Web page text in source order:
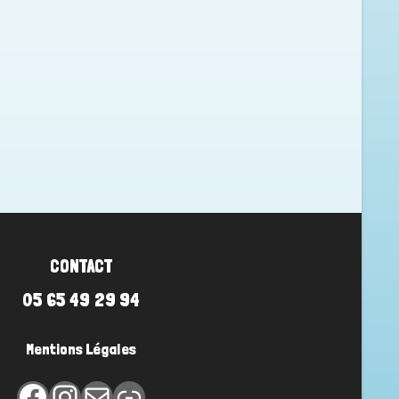
CONTACT
05 65 49 29 94
Mentions Légales